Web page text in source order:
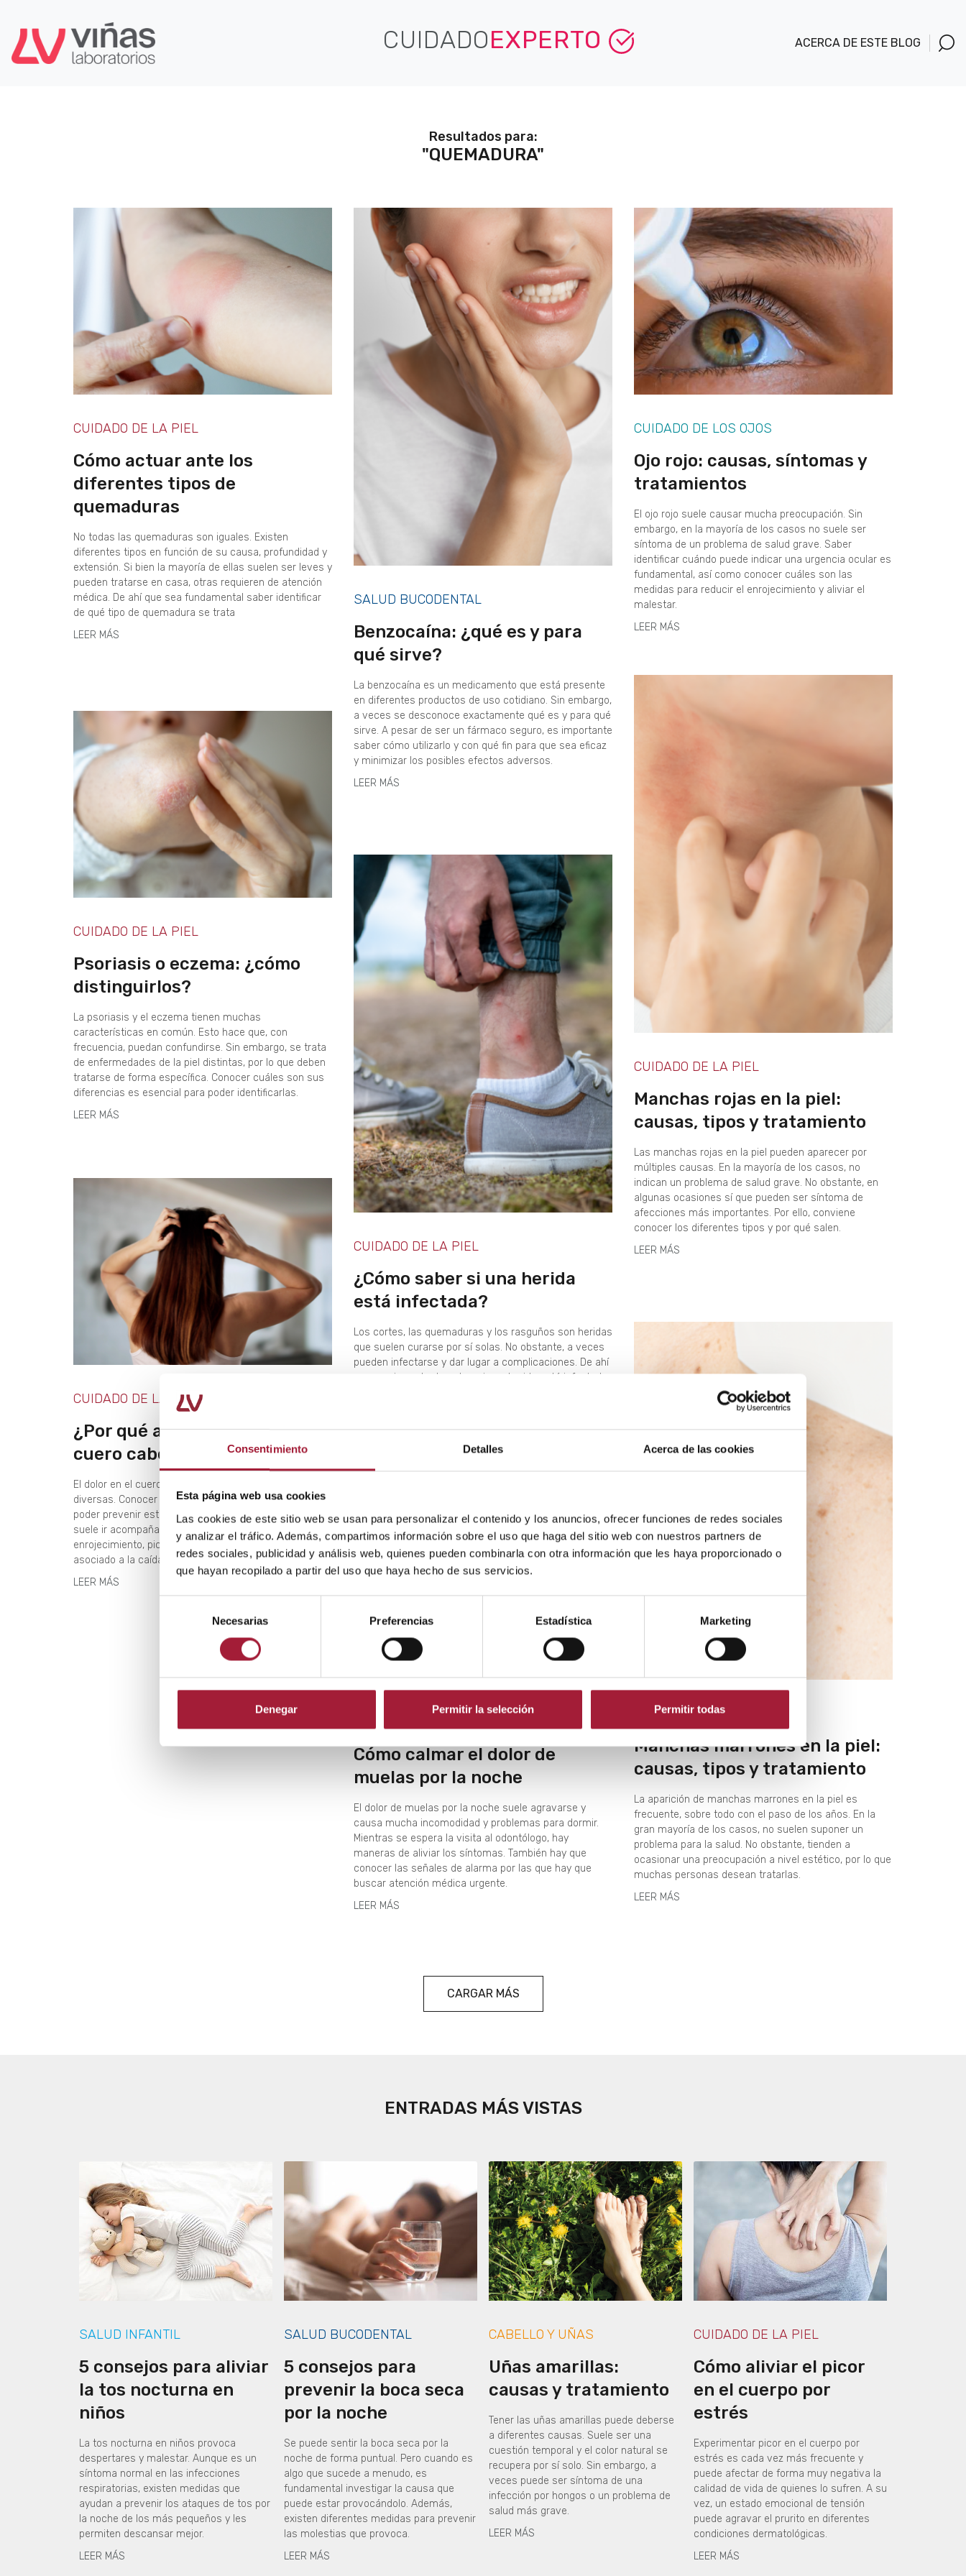
Consentimiento Detalles Acerca de las cookies
Esta página web usa cookies
Las cookies de este sitio web se usan para personalizar el contenido y los anuncios, ofrecer funciones de redes sociales
y analizar el tráfico. Además, compartimos información sobre el uso que haga del sitio web con nuestros partners de
redes sociales, publicidad y análisis web, quienes pueden combinarla con otra información que les haya proporcionado o
que hayan recopilado a partir del uso que haya hecho de sus servicios.
consentimiento
Necesarias Preferencias Estadística Marketing
Denegar Permitir la selección Permitir todas
CUIDADOEXPERTO ACERCA DE ESTE BLOG
Resultados para:
"QUEMADURA"
CUIDADO DE LA PIEL
Cómo actuar ante los
diferentes tipos de
quemaduras
No todas las quemaduras son iguales. Existen
diferentes tipos en función de su causa, profundidad y
extensión. Si bien la mayoría de ellas suelen ser leves y
pueden tratarse en casa, otras requieren de atención
médica. De ahí que sea fundamental saber identificar
de qué tipo de quemadura se trata
LEER MÁS
SALUD BUCODENTAL
Benzocaína: ¿qué es y para
qué sirve?
La benzocaína es un medicamento que está presente
en diferentes productos de uso cotidiano. Sin embargo,
a veces se desconoce exactamente qué es y para qué
sirve. A pesar de ser un fármaco seguro, es importante
saber cómo utilizarlo y con qué fin para que sea eficaz
y minimizar los posibles efectos adversos.
LEER MÁS
CUIDADO DE LOS OJOS
Ojo rojo: causas, síntomas y
tratamientos
El ojo rojo suele causar mucha preocupación. Sin
embargo, en la mayoría de los casos no suele ser
síntoma de un problema de salud grave. Saber
identificar cuándo puede indicar una urgencia ocular es
fundamental, así como conocer cuáles son las
medidas para reducir el enrojecimiento y aliviar el
malestar.
LEER MÁS
CUIDADO DE LA PIEL
Manchas rojas en la piel:
causas, tipos y tratamiento
Las manchas rojas en la piel pueden aparecer por
múltiples causas. En la mayoría de los casos, no
indican un problema de salud grave. No obstante, en
algunas ocasiones sí que pueden ser síntoma de
afecciones más importantes. Por ello, conviene
conocer los diferentes tipos y por qué salen.
LEER MÁS
CUIDADO DE LA PIEL
Psoriasis o eczema: ¿cómo
distinguirlos?
La psoriasis y el eczema tienen muchas
características en común. Esto hace que, con
frecuencia, puedan confundirse. Sin embargo, se trata
de enfermedades de la piel distintas, por lo que deben
tratarse de forma específica. Conocer cuáles son sus
diferencias es esencial para poder identificarlas.
LEER MÁS
CUIDADO DE LA PIEL
¿Cómo saber si una herida
está infectada?
Los cortes, las quemaduras y los rasguños son heridas
que suelen curarse por sí solas. No obstante, a veces
pueden infectarse y dar lugar a complicaciones. De ahí
que sea importante saber si una herida está infectada
LEER MÁS
CUIDADO DE LA PIEL
¿Por qué aparece dolor en el
cuero cabelludo?
El dolor en el cuero cabelludo puede tener causas muy
diversas. Conocer cuáles son es fundamental para
poder prevenir esta dolencia. Este malestar, además,
suele ir acompañado de otros síntomas como
enrojecimiento, picor y descamación. También puede ir
asociado a la caída del cabello.
LEER MÁS
CUIDADO DE LA PIEL
Manchas marrones en la piel:
causas, tipos y tratamiento
La aparición de manchas marrones en la piel es
frecuente, sobre todo con el paso de los años. En la
gran mayoría de los casos, no suelen suponer un
problema para la salud. No obstante, tienden a
ocasionar una preocupación a nivel estético, por lo que
muchas personas desean tratarlas.
LEER MÁS
Cómo calmar el dolor de
muelas por la noche
El dolor de muelas por la noche suele agravarse y
causa mucha incomodidad y problemas para dormir.
Mientras se espera la visita al odontólogo, hay
maneras de aliviar los síntomas. También hay que
conocer las señales de alarma por las que hay que
buscar atención médica urgente.
LEER MÁS
CARGAR MÁS
ENTRADAS MÁS VISTAS
SALUD INFANTIL
5 consejos para aliviar
la tos nocturna en
niños
La tos nocturna en niños provoca
despertares y malestar. Aunque es un
síntoma normal en las infecciones
respiratorias, existen medidas que
ayudan a prevenir los ataques de tos por
la noche de los más pequeños y les
permiten descansar mejor.
LEER MÁS
SALUD BUCODENTAL
5 consejos para
prevenir la boca seca
por la noche
Se puede sentir la boca seca por la
noche de forma puntual. Pero cuando es
algo que sucede a menudo, es
fundamental investigar la causa que
puede estar provocándolo. Además,
existen diferentes medidas para prevenir
las molestias que provoca.
LEER MÁS
CABELLO Y UÑAS
Uñas amarillas:
causas y tratamiento
Tener las uñas amarillas puede deberse
a diferentes causas. Suele ser una
cuestión temporal y el color natural se
recupera por sí solo. Sin embargo, a
veces puede ser síntoma de una
infección por hongos o un problema de
salud más grave.
LEER MÁS
CUIDADO DE LA PIEL
Cómo aliviar el picor
en el cuerpo por
estrés
Experimentar picor en el cuerpo por
estrés es cada vez más frecuente y
puede afectar de forma muy negativa la
calidad de vida de quienes lo sufren. A su
vez, un estado emocional de tensión
puede agravar el prurito en diferentes
condiciones dermatológicas.
LEER MÁS